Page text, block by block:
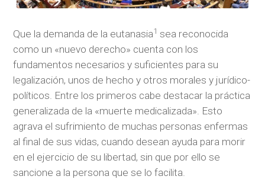
Que la demanda de la eutanasia1 sea reconocida
como un «nuevo derecho» cuenta con los
fundamentos necesarios y suficientes para su
legalización, unos de hecho y otros morales y jurídico-
políticos. Entre los primeros cabe destacar la práctica
generalizada de la «muerte medicalizada». Esto
agrava el sufrimiento de muchas personas enfermas
al final de sus vidas, cuando desean ayuda para morir
en el ejercicio de su libertad, sin que por ello se
sancione a la persona que se lo facilita.